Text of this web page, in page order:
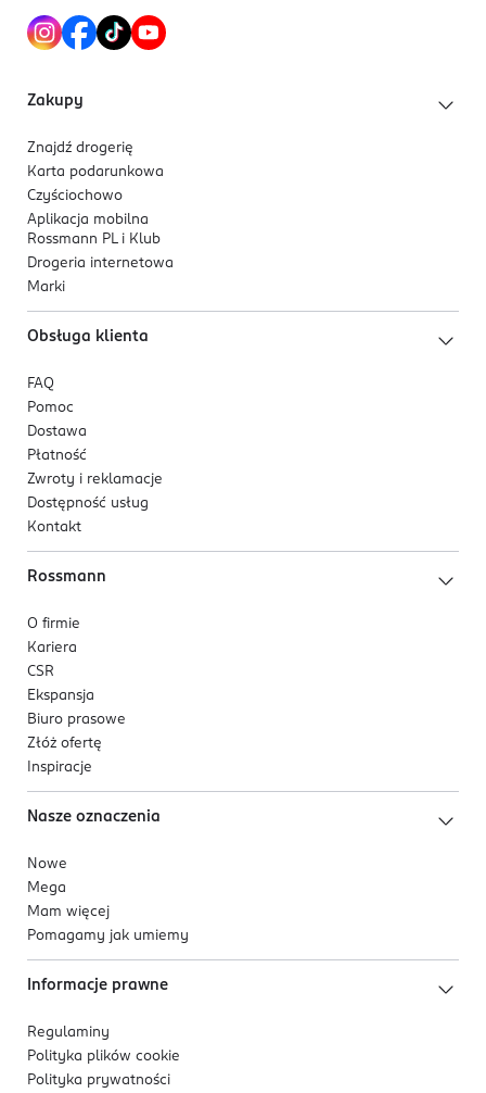
Zakupy
Znajdź drogerię
Karta podarunkowa
Czyściochowo
Aplikacja mobilna
Rossmann PL i Klub
Drogeria internetowa
Marki
Obsługa klienta
FAQ
Pomoc
Dostawa
Płatność
Zwroty i reklamacje
Dostępność usług
Kontakt
Rossmann
O firmie
Kariera
CSR
Ekspansja
Biuro prasowe
Złóż ofertę
Inspiracje
Nasze oznaczenia
Nowe
Mega
Mam więcej
Pomagamy jak umiemy
Informacje prawne
Regulaminy
Polityka plików cookie
Polityka prywatności